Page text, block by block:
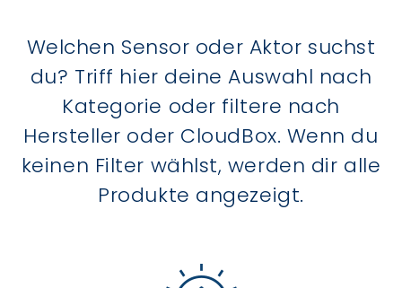
Welchen Sensor oder Aktor suchst
du? Triff hier deine Auswahl nach
Kategorie oder filtere nach
Hersteller oder CloudBox. Wenn du
keinen Filter wählst, werden dir alle
Produkte angezeigt.